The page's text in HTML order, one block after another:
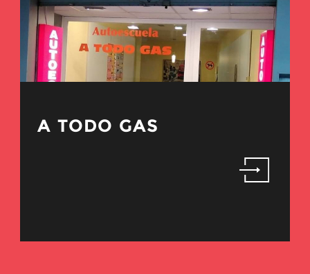
A TODO GAS